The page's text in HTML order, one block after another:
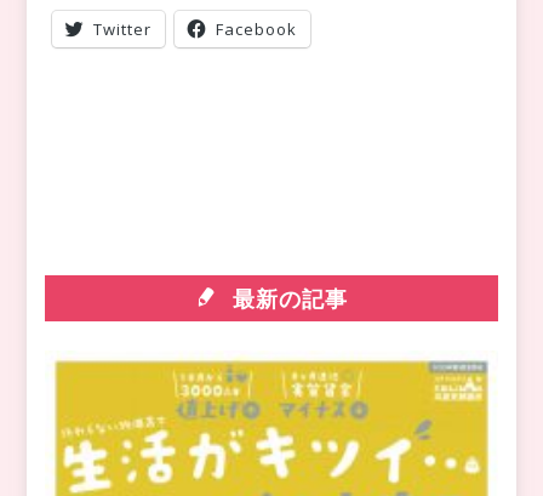
Twitter
Facebook
最新の記事